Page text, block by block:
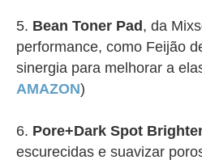
Bean Toner Pad , da
performance, como Feijão
sinergia para melhorar a
AMAZON)
Pore+Dark Spot
escurecidas e suavizar